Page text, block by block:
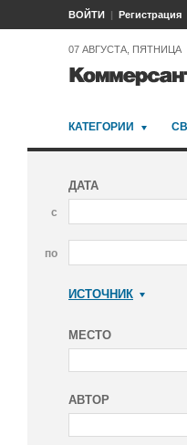
ВОЙТИ Регистрация
07 АВГУСТА, ПЯТНИЦА
КАТЕГОРИИ
ДАТА
с
по
ИСТОЧНИК
МЕСТО
АВТОР